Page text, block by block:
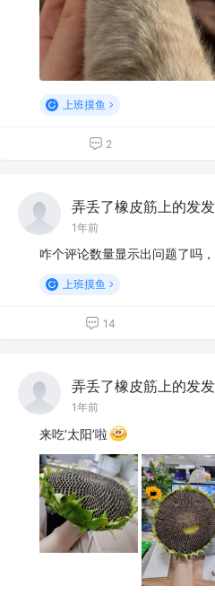
上班摸鱼
2
弄丢了橡皮筋上的发发
1年前
咋个评论数量显示出问题了吗，
上班摸鱼
14
弄丢了橡皮筋上的发发
1年前
来吃‘太阳’啦